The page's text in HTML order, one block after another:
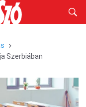
Szerbiában